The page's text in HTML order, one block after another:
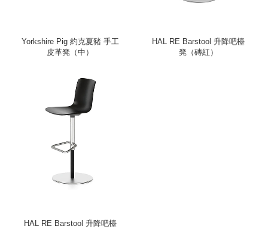
Yorkshire Pig 約克夏豬 手工
皮革凳（中）
HAL RE Barstool 升降吧檯
凳（磚紅）
HAL RE Barstool 升降吧檯